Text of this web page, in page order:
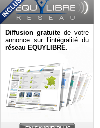
Diffusion gratuite de votre
annonce sur l’intégralité du
réseau EQUYLIBRE.